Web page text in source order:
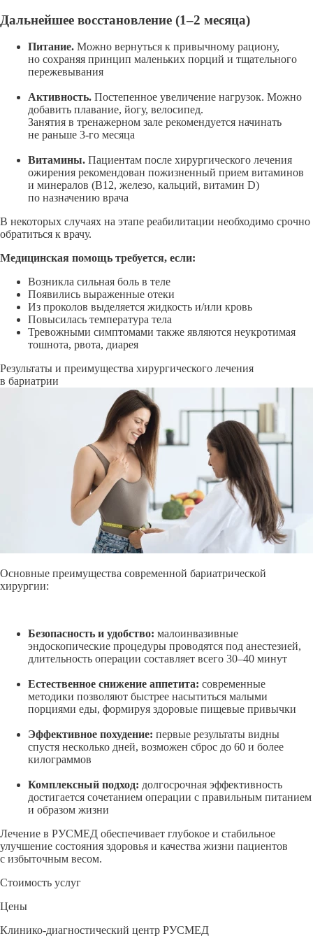
Дальнейшее восстановление (1–2 месяца)
Питание. Можно вернуться к привычному рациону,
но сохраняя принцип маленьких порций и тщательного
пережевывания
Активность. Постепенное увеличение нагрузок. Можно
добавить плавание, йогу, велосипед.
Занятия в тренажерном зале рекомендуется начинать
не раньше 3-го месяца
Витамины. Пациентам после хирургического лечения
ожирения рекомендован пожизненный прием витаминов
и минералов (B12, железо, кальций, витамин D)
по назначению врача
В некоторых случаях на этапе реабилитации необходимо срочно
обратиться к врачу.
Медицинская помощь требуется, если:
Возникла сильная боль в теле
Появились выраженные отеки
Из проколов выделяется жидкость и/или кровь
Повысилась температура тела
Тревожными симптомами также являются неукротимая
тошнота, рвота, диарея
Результаты и преимущества хирургического лечения
в бариатрии
Основные преимущества современной бариатрической
хирургии:
Безопасность и удобство: малоинвазивные
эндоскопические процедуры проводятся под анестезией,
длительность операции составляет всего 30–40 минут
Естественное снижение аппетита: современные
методики позволяют быстрее насытиться малыми
порциями еды, формируя здоровые пищевые привычки
Эффективное похудение: первые результаты видны
спустя несколько дней, возможен сброс до 60 и более
килограммов
Комплексный подход: долгосрочная эффективность
достигается сочетанием операции с правильным питанием
и образом жизни
Лечение в РУСМЕД обеспечивает глубокое и стабильное
улучшение состояния здоровья и качества жизни пациентов
с избыточным весом.
Стоимость услуг
Цены
Клинико-диагностический центр РУСМЕД